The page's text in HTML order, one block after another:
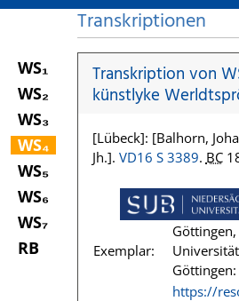
WS₁
WS₂
WS₃
WS₄
WS₅
WS₆
WS₇
RB
Transkriptionen
Transkription von
künstlyke
[Lübeck]: [Balhorn,
Jh.]. VD16 S 3389. BC
Exemplar:
Göttingen:
https://